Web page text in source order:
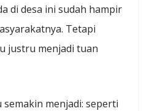
di desa ini sudah hampir
Tetapi
justru menjadi tuan
menjadi: seperti